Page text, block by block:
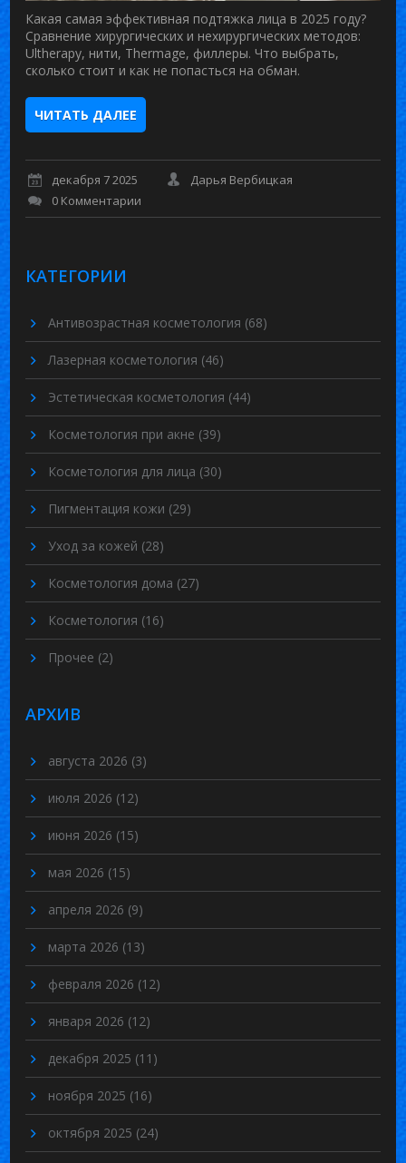
Какая самая эффективная подтяжка лица в 2025 году?
Сравнение хирургических и нехирургических методов:
Ultherapy, нити, Thermage, филлеры. Что выбрать,
сколько стоит и как не попасться на обман.
ЧИТАТЬ ДАЛЕЕ
декабря 7 2025
Дарья Вербицкая
0 Комментарии
КАТЕГОРИИ
Антивозрастная косметология (68)
Лазерная косметология (46)
Эстетическая косметология (44)
Косметология при акне (39)
Косметология для лица (30)
Пигментация кожи (29)
Уход за кожей (28)
Косметология дома (27)
Косметология (16)
Прочее (2)
АРХИВ
августа 2026 (3)
июля 2026 (12)
июня 2026 (15)
мая 2026 (15)
апреля 2026 (9)
марта 2026 (13)
февраля 2026 (12)
января 2026 (12)
декабря 2025 (11)
ноября 2025 (16)
октября 2025 (24)